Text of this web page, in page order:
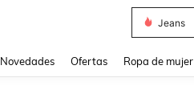
Jeans
Novedades Ofertas Ropa de mujer